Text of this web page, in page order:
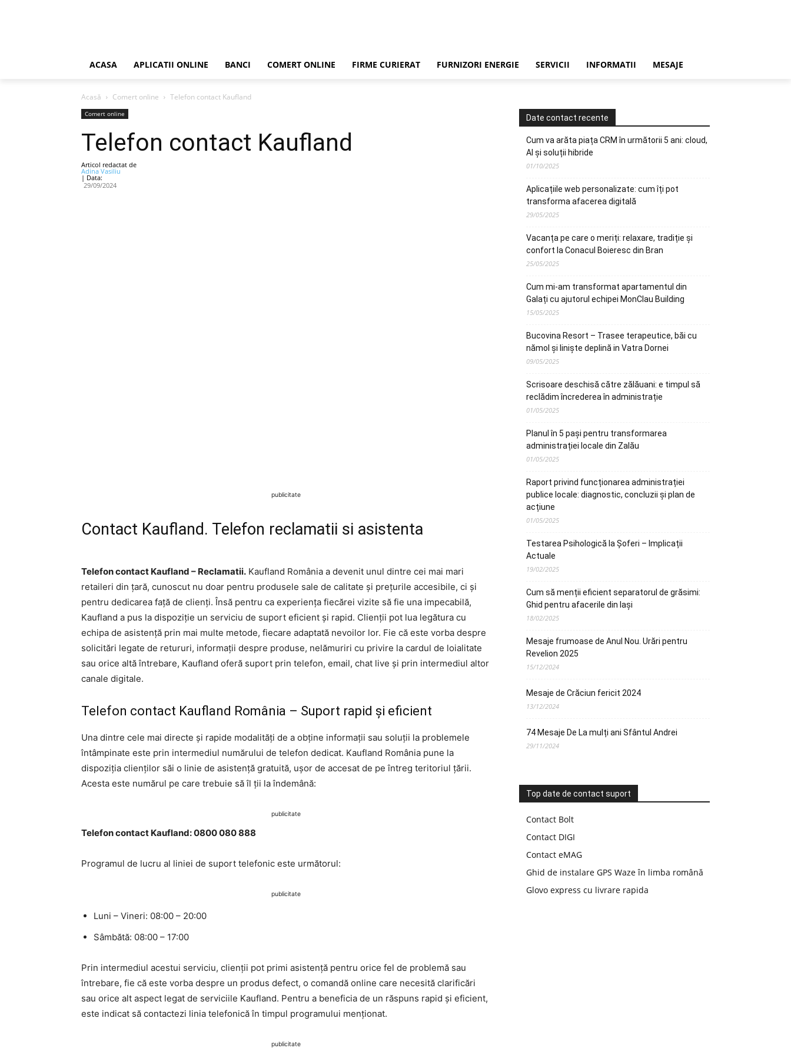
ACASA APLICATII ONLINE BANCI COMERT ONLINE FIRME CURIERAT FURNIZORI ENERGIE SERVICII INFORMATII MESAJE
Acasă Comert online Telefon contact Kaufland
Comert online
Telefon contact Kaufland
Articol redactat de
Adina Vasiliu
| Data:
29/09/2024
publicitate
Contact Kaufland. Telefon reclamatii si asistenta
Telefon contact Kaufland – Reclamatii. Kaufland România a devenit unul dintre cei mai mari
retaileri din țară, cunoscut nu doar pentru produsele sale de calitate și prețurile accesibile, ci și
pentru dedicarea față de clienți. Însă pentru ca experiența fiecărei vizite să fie una impecabilă,
Kaufland a pus la dispoziție un serviciu de suport eficient și rapid. Clienții pot lua legătura cu
echipa de asistență prin mai multe metode, fiecare adaptată nevoilor lor. Fie că este vorba despre
solicitări legate de retururi, informații despre produse, nelămuriri cu privire la cardul de loialitate
sau orice altă întrebare, Kaufland oferă suport prin telefon, email, chat live și prin intermediul altor
canale digitale.
Telefon contact Kaufland România – Suport rapid și eficient
Una dintre cele mai directe și rapide modalități de a obține informații sau soluții la problemele
întâmpinate este prin intermediul numărului de telefon dedicat. Kaufland România pune la
dispoziția clienților săi o linie de asistență gratuită, ușor de accesat de pe întreg teritoriul țării.
Acesta este numărul pe care trebuie să îl ții la îndemână:
publicitate
Telefon contact Kaufland: 0800 080 888
Programul de lucru al liniei de suport telefonic este următorul:
publicitate
Luni – Vineri: 08:00 – 20:00
Sâmbătă: 08:00 – 17:00
Prin intermediul acestui serviciu, clienții pot primi asistență pentru orice fel de problemă sau
întrebare, fie că este vorba despre un produs defect, o comandă online care necesită clarificări
sau orice alt aspect legat de serviciile Kaufland. Pentru a beneficia de un răspuns rapid și eficient,
este indicat să contactezi linia telefonică în timpul programului menționat.
publicitate
Date contact recente
Cum va arăta piața CRM în următorii 5 ani: cloud,
AI și soluții hibride
01/10/2025
Aplicațiile web personalizate: cum îți pot
transforma afacerea digitală
29/05/2025
Vacanța pe care o meriți: relaxare, tradiție și
confort la Conacul Boieresc din Bran
25/05/2025
Cum mi-am transformat apartamentul din
Galați cu ajutorul echipei MonClau Building
15/05/2025
Bucovina Resort – Trasee terapeutice, băi cu
nămol și liniște deplină in Vatra Dornei
09/05/2025
Scrisoare deschisă către zălăuani: e timpul să
reclădim încrederea în administrație
01/05/2025
Planul în 5 pași pentru transformarea
administrației locale din Zalău
01/05/2025
Raport privind funcționarea administrației
publice locale: diagnostic, concluzii și plan de
acțiune
01/05/2025
Testarea Psihologică la Șoferi – Implicații
Actuale
19/02/2025
Cum să menții eficient separatorul de grăsimi:
Ghid pentru afacerile din Iași
18/02/2025
Mesaje frumoase de Anul Nou. Urări pentru
Revelion 2025
15/12/2024
Mesaje de Crăciun fericit 2024
13/12/2024
74 Mesaje De La mulți ani Sfântul Andrei
29/11/2024
Top date de contact suport
Contact Bolt
Contact DIGI
Contact eMAG
Ghid de instalare GPS Waze în limba română
Glovo express cu livrare rapida